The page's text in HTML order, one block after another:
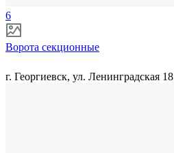
6
Ворота секционные
г. Георгиевск, ул. Ленинградская 18